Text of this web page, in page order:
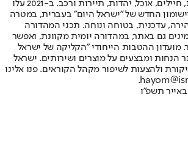
כלכלה וצרכנות, בריאות, חיילים, אוכל, יהדות, תיירות ורכב. ב-2021 עלו
החדש של "ישראל היום" בעברית, במטרה
עדכנית, בטוחה ונוחה. תכני המהדורה
גם באתר, במהדורה יומית מקוונת, ואפשר
מועדון ההטבות הייחודי "הקליקה של ישראל
הנחות ומבצעים על מוצרים ושירותים. ישראל
ולהצעות לשיפור מקהל הקוראים. פנו אלינו
תשפ"ו